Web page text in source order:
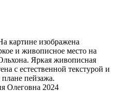
картине изображена
и живописное место на
Яркая живописная
с естественной текстурой и
пейзажа.
Олеговна 2024